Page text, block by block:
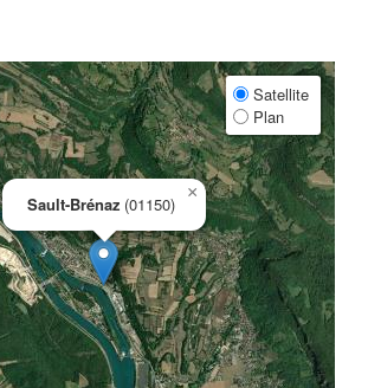
Sault-Brénaz (01150)
×
Satellite
Plan